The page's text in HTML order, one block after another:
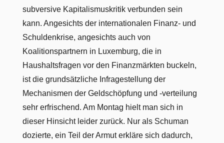
subversive Kapitalismuskritik verbunden sein
kann. Angesichts der internationalen Finanz- und
Schuldenkrise, angesichts auch von
Koalitionspartnern in Luxemburg, die in
Haushaltsfragen vor den Finanzmärkten buckeln,
ist die grundsätzliche Infragestellung der
Mechanismen der Geldschöpfung und -verteilung
sehr erfrischend. Am Montag hielt man sich in
dieser Hinsicht leider zurück. Nur als Schuman
dozierte, ein Teil der Armut erkläre sich dadurch,